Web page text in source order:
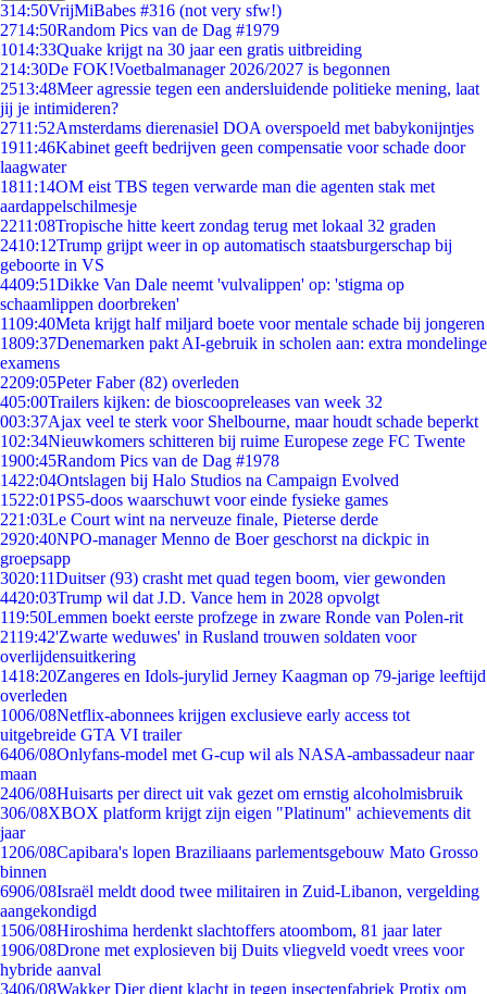
314:50VrijMiBabes #316 (not very sfw!)
2714:50Random Pics van de Dag #1979
1014:33Quake krijgt na 30 jaar een gratis uitbreiding
214:30De FOK!Voetbalmanager 2026/2027 is begonnen
2513:48Meer agressie tegen een andersluidende politieke mening, laat
jij je intimideren?
2711:52Amsterdams dierenasiel DOA overspoeld met babykonijntjes
1911:46Kabinet geeft bedrijven geen compensatie voor schade door
laagwater
1811:14OM eist TBS tegen verwarde man die agenten stak met
aardappelschilmesje
2211:08Tropische hitte keert zondag terug met lokaal 32 graden
2410:12Trump grijpt weer in op automatisch staatsburgerschap bij
geboorte in VS
4409:51Dikke Van Dale neemt 'vulvalippen' op: 'stigma op
schaamlippen doorbreken'
1109:40Meta krijgt half miljard boete voor mentale schade bij jongeren
1809:37Denemarken pakt AI-gebruik in scholen aan: extra mondelinge
examens
2209:05Peter Faber (82) overleden
405:00Trailers kijken: de bioscoopreleases van week 32
003:37Ajax veel te sterk voor Shelbourne, maar houdt schade beperkt
102:34Nieuwkomers schitteren bij ruime Europese zege FC Twente
1900:45Random Pics van de Dag #1978
1422:04Ontslagen bij Halo Studios na Campaign Evolved
1522:01PS5-doos waarschuwt voor einde fysieke games
221:03Le Court wint na nerveuze finale, Pieterse derde
2920:40NPO-manager Menno de Boer geschorst na dickpic in
groepsapp
3020:11Duitser (93) crasht met quad tegen boom, vier gewonden
4420:03Trump wil dat J.D. Vance hem in 2028 opvolgt
119:50Lemmen boekt eerste profzege in zware Ronde van Polen-rit
2119:42'Zwarte weduwes' in Rusland trouwen soldaten voor
overlijdensuitkering
1418:20Zangeres en Idols-jurylid Jerney Kaagman op 79-jarige leeftijd
overleden
1006/08Netflix-abonnees krijgen exclusieve early access tot
uitgebreide GTA VI trailer
6406/08Onlyfans-model met G-cup wil als NASA-ambassadeur naar
maan
2406/08Huisarts per direct uit vak gezet om ernstig alcoholmisbruik
306/08XBOX platform krijgt zijn eigen "Platinum" achievements dit
jaar
1206/08Capibara's lopen Braziliaans parlementsgebouw Mato Grosso
binnen
6906/08Israël meldt dood twee militairen in Zuid-Libanon, vergelding
aangekondigd
1506/08Hiroshima herdenkt slachtoffers atoombom, 81 jaar later
1906/08Drone met explosieven bij Duits vliegveld voedt vrees voor
hybride aanval
3406/08Wakker Dier dient klacht in tegen insectenfabriek Protix om